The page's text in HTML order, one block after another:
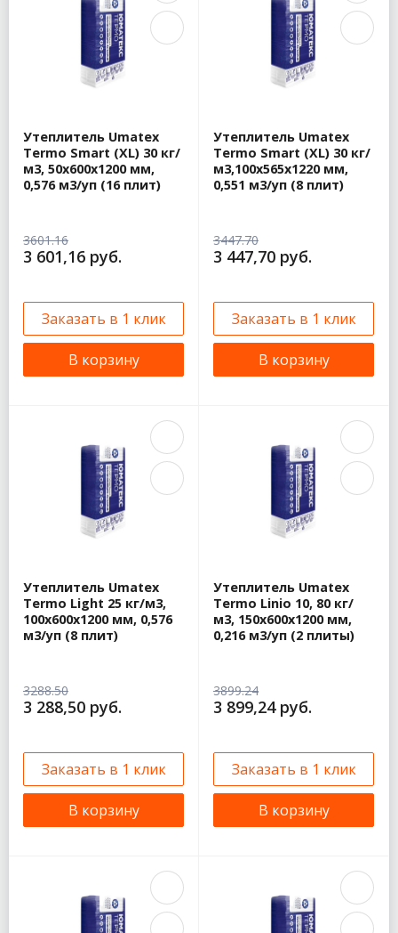
Утеплитель Umatex
Termo Smart (XL) 30 кг/
м3, 50х600х1200 мм,
0,576 м3/уп (16 плит)
3601.16
3 601,16 руб.
Заказать в 1 клик
В корзину
Утеплитель Umatex
Termo Smart (XL) 30 кг/
м3,100х565х1220 мм,
0,551 м3/уп (8 плит)
3447.70
3 447,70 руб.
Заказать в 1 клик
В корзину
Утеплитель Umatex
Termo Light 25 кг/м3,
100х600х1200 мм, 0,576
м3/уп (8 плит)
3288.50
3 288,50 руб.
Заказать в 1 клик
В корзину
Утеплитель Umatex
Termo Linio 10, 80 кг/
м3, 150х600х1200 мм,
0,216 м3/уп (2 плиты)
3899.24
3 899,24 руб.
Заказать в 1 клик
В корзину